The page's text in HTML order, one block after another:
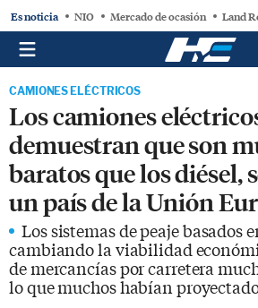
Es noticia NIO Mercado de ocasión Land
CAMIONES ELÉCTRICOS
Los camiones
demuestran que son
baratos que los diésel,
un país de la Unión
Los sistemas de peaje basados
cambiando la viabilidad
de mercancías por carretera
lo que muchos habían